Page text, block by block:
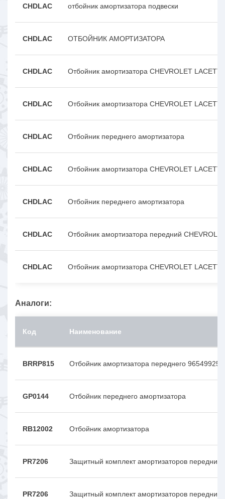
CHDLAC отбойник амортизатора подвески
CHDLAC ОТБОЙНИК АМОРТИЗАТОРА
CHDLAC Отбойник амортизатора CHEVROLET LACETTI
CHDLAC Отбойник амортизатора CHEVROLET LACETTI
CHDLAC Отбойник переднего амортизатора
CHDLAC Отбойник амортизатора CHEVROLET LACETTI
CHDLAC Отбойник переднего амортизатора
CHDLAC Отбойник амортизатора передний
CHDLAC Отбойник амортизатора CHEVROLET LACETTI
Аналоги:
Код Наименование
BRRP815 Отбойник амортизатора переднего 96549925
GP0144 Отбойник переднего амортизатора
RB12002 Отбойник амортизатора
PR7206 Защитный комплект амортизаторов передних
PR7206 Защитный комплект амортизаторов передних